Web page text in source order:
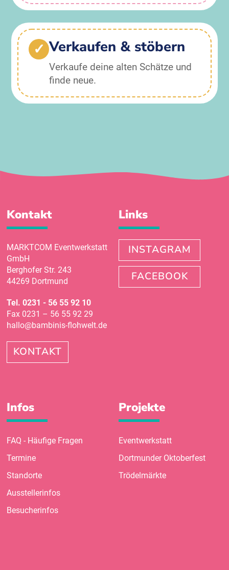
✓ Verkaufen & stöbern
Verkaufe deine alten Schätze und
finde neue.
Kontakt
MARKTCOM Eventwerkstatt
GmbH
Berghofer Str. 243
44269 Dortmund
Tel.0231 - 56 55 92 10
Fax 0231 – 56 55 92 29
hallo@bambinis-flohwelt.de
KONTAKT
Links
INSTAGRAM
FACEBOOK
Infos
FAQ - Häufige Fragen
Termine
Standorte
Ausstellerinfos
Besucherinfos
Projekte
Eventwerkstatt
Dortmunder Oktoberfest
Trödelmärkte